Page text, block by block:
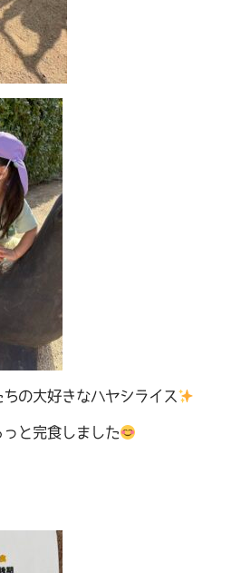
の大好きなハヤシライス
と完食しました